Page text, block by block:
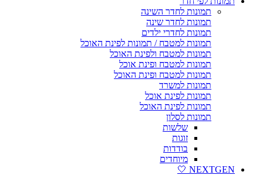
תמונות לחדר השינה
תמונות לחדר שינה
תמונות לחדרי ילדים
תמונות למטבח / תמונות לפינת האוכל
תמונות למטבח ולפינת האוכל
תמונות למטבח ופינת אוכל
תמונות למטבח ופינת האוכל
תמונות למשרד
תמונות לפינת אוכל
תמונות לפינת האוכל
תמונות לסלון
שלשות
זוגות
בודדות
מיוחדים
NEXTGEN 🤍